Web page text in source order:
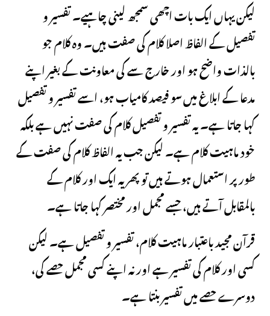
لیکن یہاں ایک بات اچھی سمجھ لینی چاہیے۔ تفسیر و
تفصیل کے الفاظ اصلا کلام کی صفت ہیں۔ وہ کلام جو
بالذات واضح ہو اور خارج سے کی معاونت کے بغیر اپنے
مدعا کے ابلاغ میں سو فیصد کامیاب ہو، اسے تفسیر و تفصیل
کہا جاتا ہے۔ یہ تفسیر و تفصیل کلام کی صفت نہیں ہے بلکہ
خود ماہیت کلام ہے۔ لیکن جب یہ الفاظ کلام کی صفت کے
طور پر استعمال ہوتے ہیں تو پھر یہ ایک اور کلام کے
بالمقابل آتے ہیں، جسے مجمل اور مختصر کہا جاتا ہے۔
قرآن مجید باعتبار ماہیت کلام، تفسیر و تفصیل ہے۔ لیکن
کسی اور کلام کی تفسیر ہے اور نہ اپنے کسی مجمل حصے کی،
دوسرے حصے میں تفسیر بنتا ہے۔